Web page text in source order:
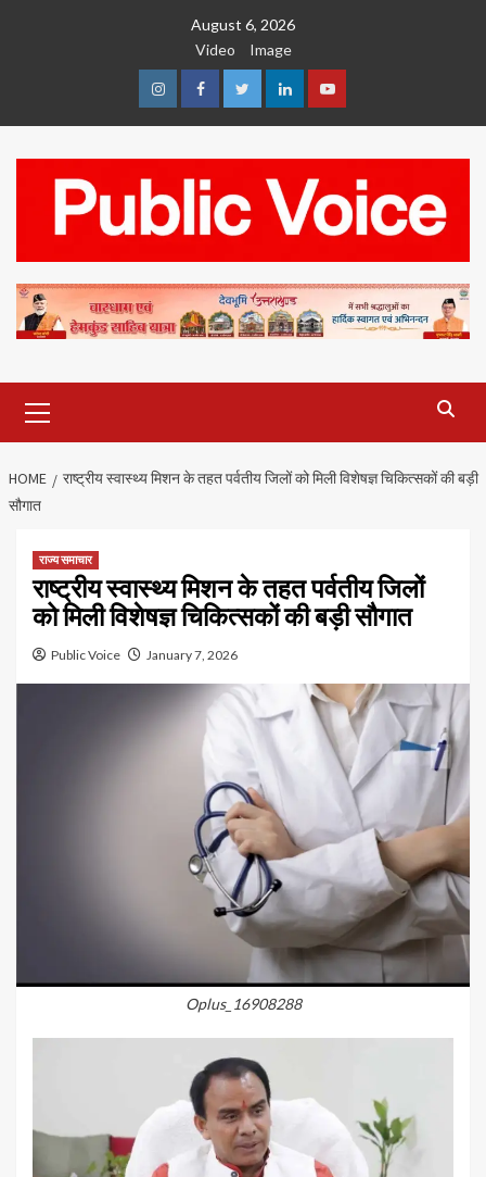
August 6, 2026
Video
Image
InstagramFacebookTwitterLinkedinYoutube
Menu
HOME
राष्ट्रीय स्वास्थ्य मिशन के तहत पर्वतीय जिलों को मिली विशेषज्ञ चिकित्सकों की बड़ी
सौगात
राज्य समाचार
राष्ट्रीय स्वास्थ्य मिशन के तहत पर्वतीय जिलों
को मिली विशेषज्ञ चिकित्सकों की बड़ी सौगात
Public Voice January 7, 2026
Oplus_16908288